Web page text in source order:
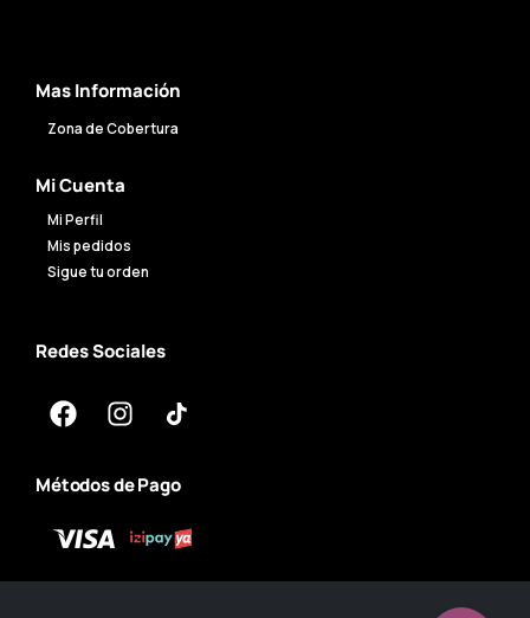
Mas Información
Zona de Cobertura
Mi Cuenta
Mi Perfil
Mis pedidos
Sigue tu orden
Redes Sociales
Métodos de Pago